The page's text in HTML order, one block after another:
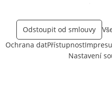
Odstoupit od smlouvy
Ochrana datPřístupnost
Nastavení